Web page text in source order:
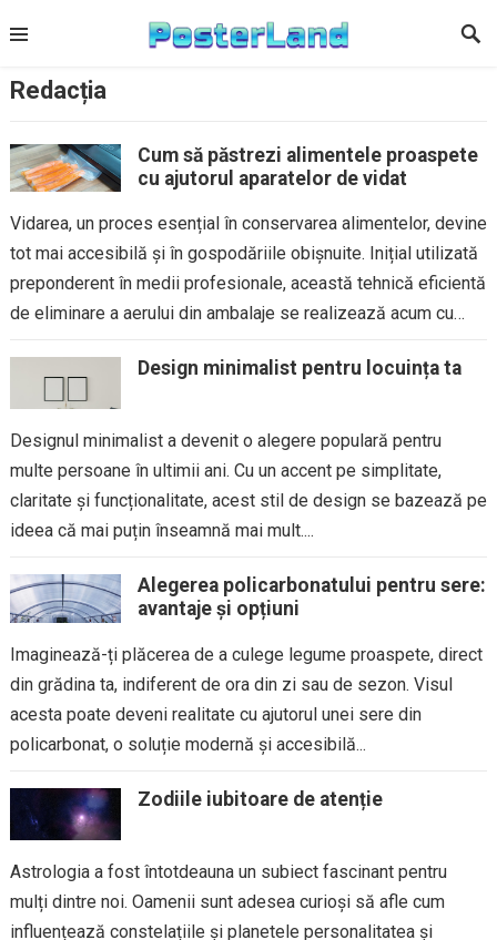
to
Redacția
Cum să păstrezi alimentele proaspete
cu ajutorul aparatelor de vidat
Vidarea, un proces esențial în conservarea alimentelor, devine
tot mai accesibilă și în gospodăriile obișnuite. Inițial utilizată
preponderent în medii profesionale, această tehnică eficientă
de eliminare a aerului din ambalaje se realizează acum cu
Design minimalist pentru locuința ta
Designul minimalist a devenit o alegere populară pentru
multe persoane în ultimii ani. Cu un accent pe simplitate,
claritate și funcționalitate, acest stil de design se bazează pe
ideea că mai puțin înseamnă mai mult....
Alegerea policarbonatului pentru sere:
avantaje și opțiuni
Imaginează-ți plăcerea de a culege legume proaspete, direct
din grădina ta, indiferent de ora din zi sau de sezon. Visul
acesta poate deveni realitate cu ajutorul unei sere din
policarbonat, o soluție modernă și accesibilă...
Zodiile iubitoare de atenție
Astrologia a fost întotdeauna un subiect fascinant pentru
mulți dintre noi. Oamenii sunt adesea curioși să afle cum
influențează constelațiile și planetele personalitatea și